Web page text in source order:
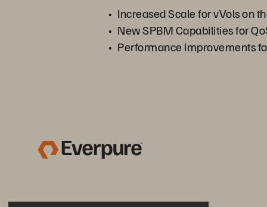
Increased Scale for vVols on
New SPBM Capabilities for
Performance improvements